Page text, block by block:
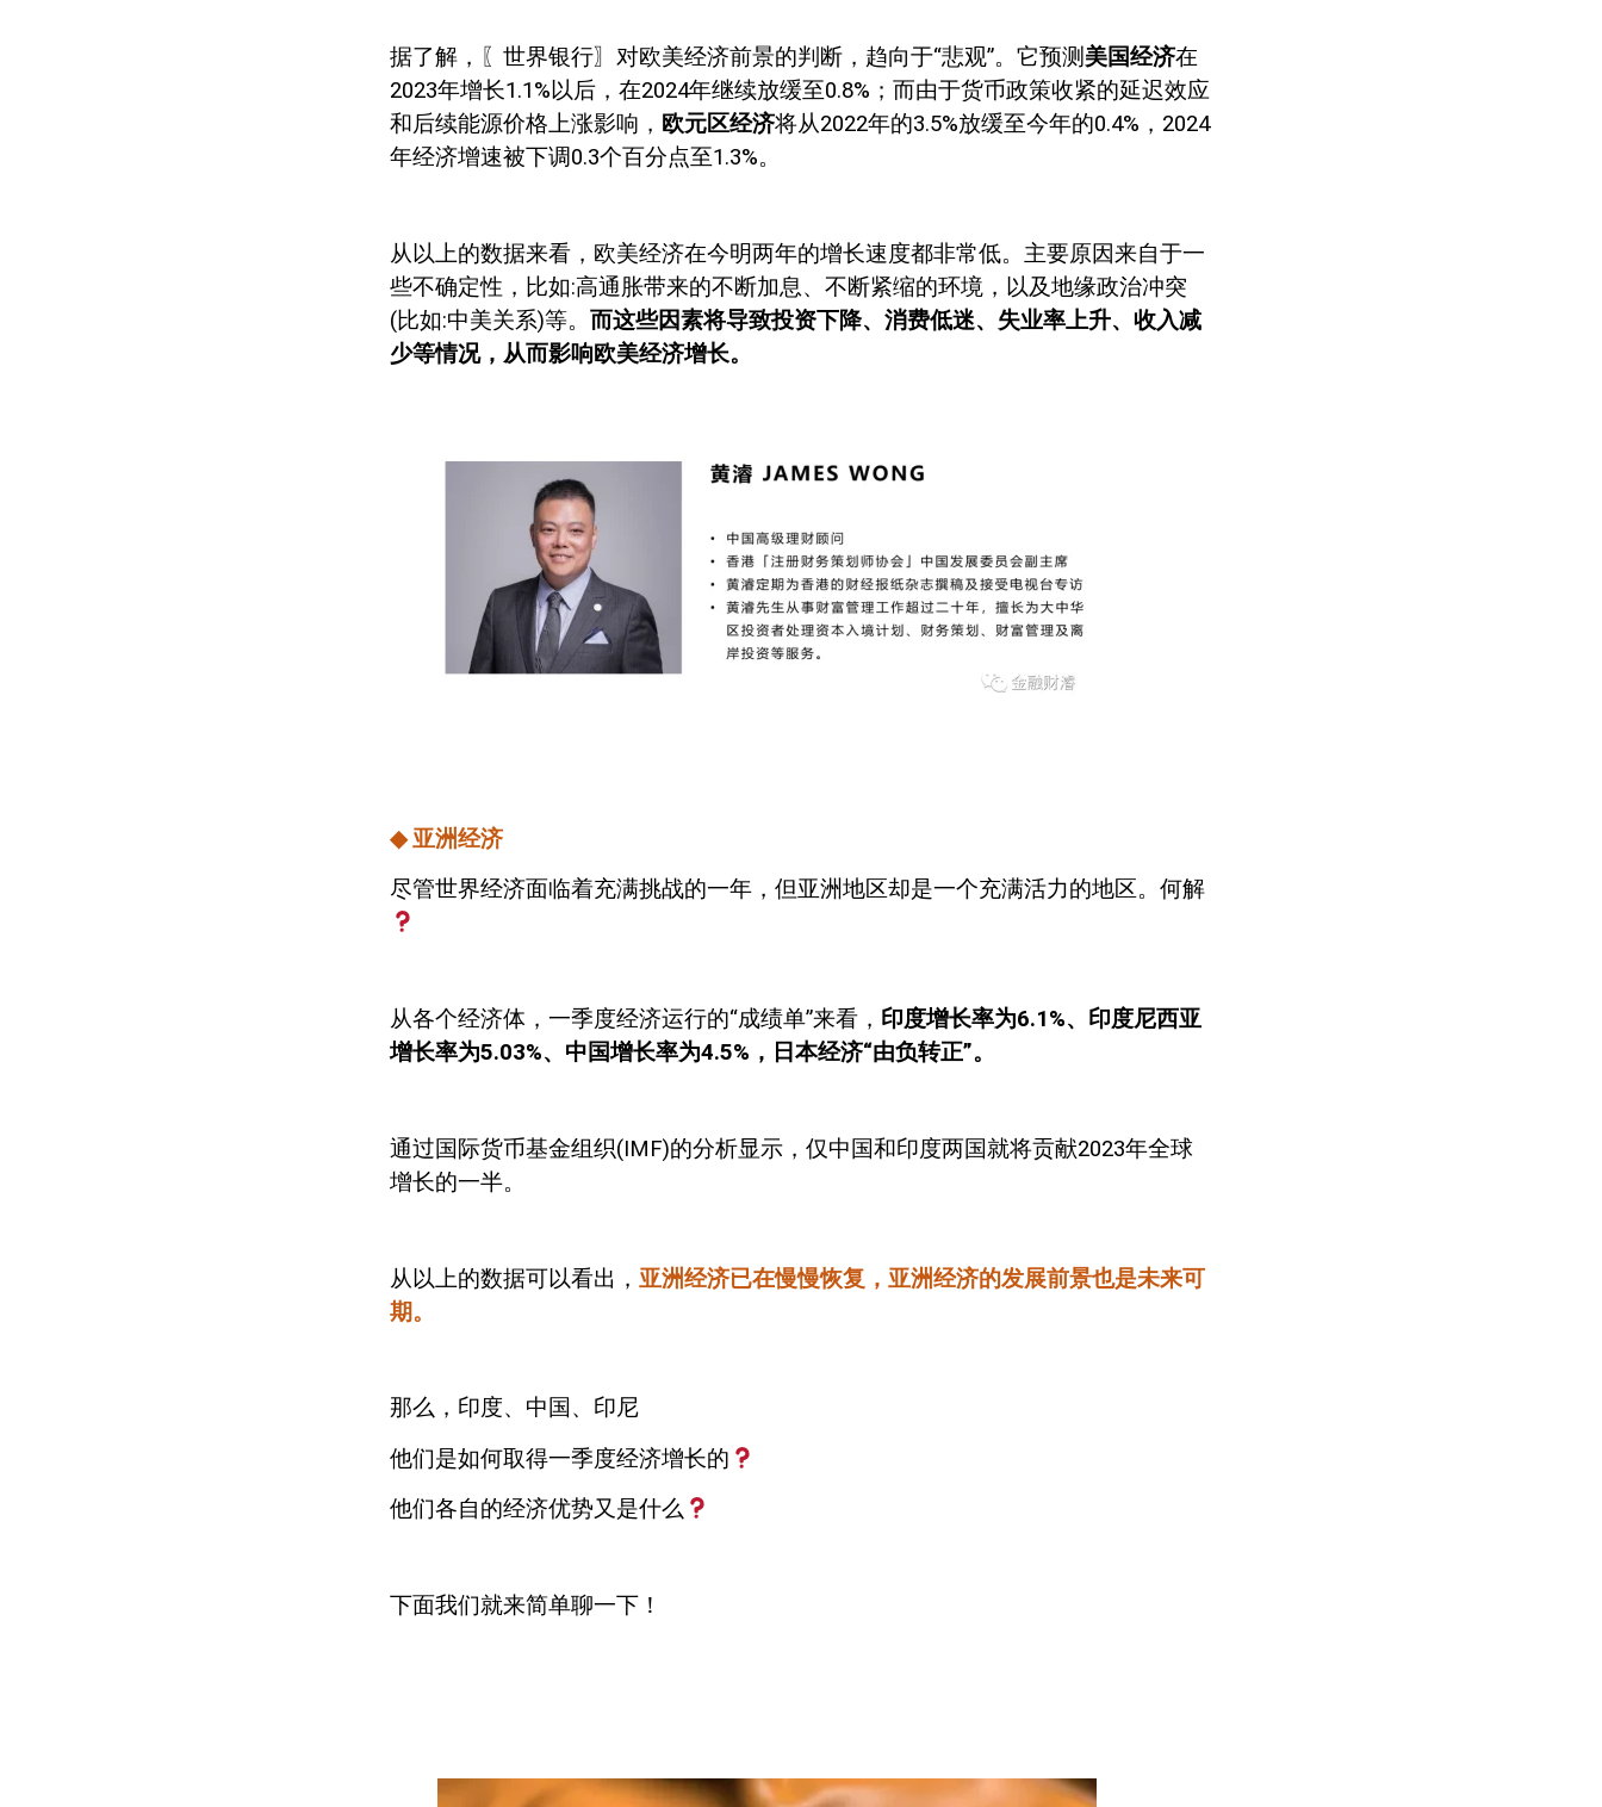
据了解，〖世界银行〗对欧美经济前景的判断，趋向于“悲观”。它预测 美国经济在
2023年增长1.1%以后，在2024年继续放缓至0.8% ；而由于货币政策收紧的延迟效应
和后续能源价格上涨影响， 欧元区经济将从2022年的3.5%放缓至今年的0.4% ， 2024
年经济增速被下调0.3个百分点至1.3%。
从以上的数据来看，欧美经济在今明两年的增长速度都非常低。主要原因来自于一
些不确定性，比如:高通胀带来的不断加息、不断紧缩的环境，以及地缘政治冲突
(比如:中美关系)等。 而这些因素将导致投资下降、消费低迷、失业率上升、收入减
少等情况，从而影响欧美经济增长。
◆亚洲经济
尽管世界经济面临着充满挑战的一年，但亚洲地区却是一个充满活力的地区。何解
从各个经济体，一季度经济运行的“成绩单”来看， 印度增长率为6.1%、印度尼西亚
增长率为5.03%、中国增长率为4.5% ，日本经济“由负转正”。
通过国际货币基金组织(IMF)的分析显示，仅中国和印度两国就将贡献2023年全球
增长的一半。
从以上的数据可以看出， 亚洲经济已在慢慢恢复，亚洲经济的发展前景也是未来可
期。
那么，印度、中国、印尼
他们是如何取得一季度经济增长的
他们各自的经济优势又是什么
下面我们就来简单聊一下！